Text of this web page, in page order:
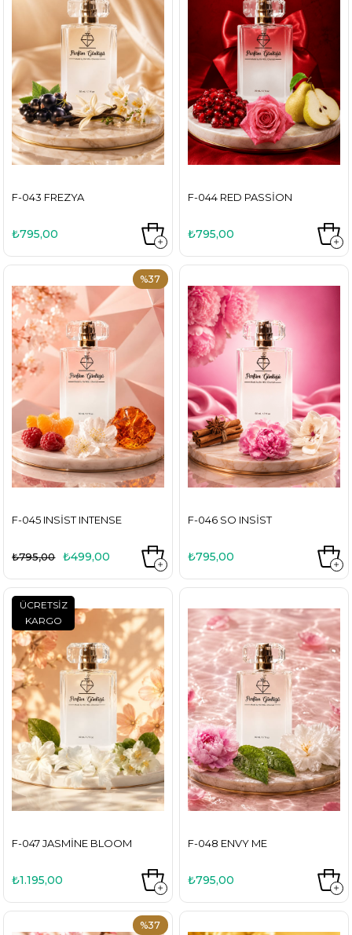
F-043 FREZYA
₺795,00
F-044 RED PASSION
₺795,00
F-045 INSIST INTENSE
₺499,00
₺795,00
%37
F-046 SO INSIST
₺795,00
F-047 JASMINE BLOOM
₺1.195,00
ÜCRETSIZ
KARGO
F-048 ENVY ME
₺795,00
%37